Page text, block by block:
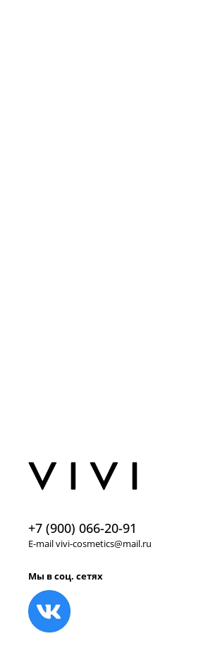
+7 (900) 066-20-91
E-mail vivi-cosmetics@mail.ru
Мы в соц. сетях